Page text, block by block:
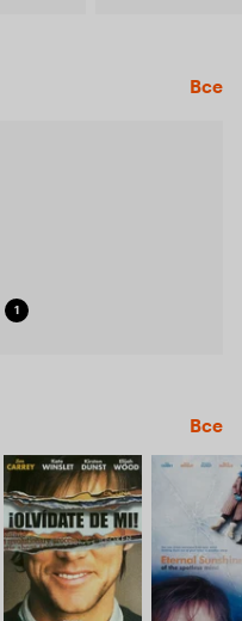
Все
1
Все